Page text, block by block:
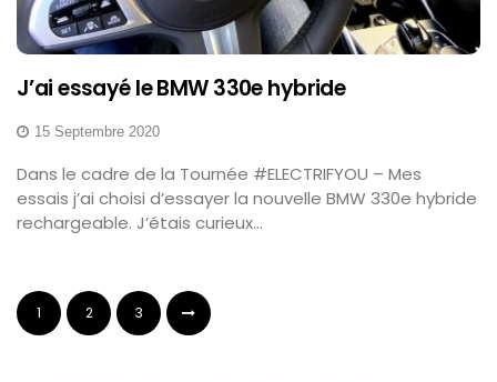
J’ai essayé le BMW 330e hybride
15 Septembre 2020
Dans le cadre de la Tournée #ELECTRIFYOU – Mes
essais j’ai choisi d’essayer la nouvelle BMW 330e hybride
rechargeable. J’étais curieux...
1 2 3